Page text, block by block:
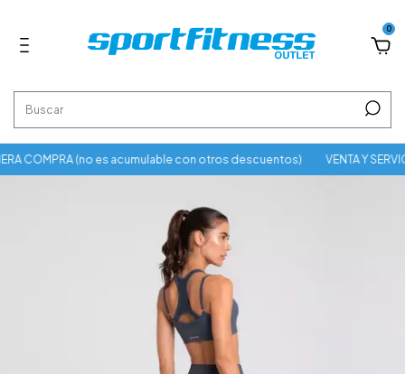
0
COMPRA (no es acumulable con otros descuentos) VENTA Y